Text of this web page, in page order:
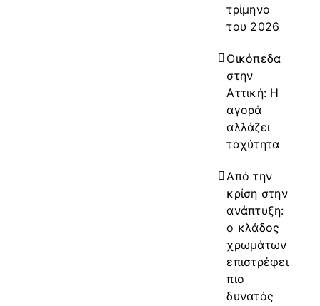
τρίμηνο
του 2026
Οικόπεδα
στην
Αττική: Η
αγορά
αλλάζει
ταχύτητα
Από την
κρίση στην
ανάπτυξη:
ο κλάδος
χρωμάτων
επιστρέφει
πιο
δυνατός